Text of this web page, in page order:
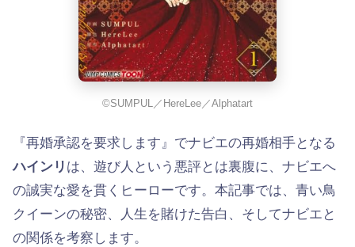
©SUMPUL／HereLee／Alphatart
『再婚承認を要求します』でナビエの再婚相手となる
ハインリ は、遊び人という悪評とは裏腹に、ナビエへ
の誠実な愛を貫くヒーローです。本記事では、青い鳥
クイーンの秘密、人生を賭けた告白、そしてナビエと
の関係を考察します。